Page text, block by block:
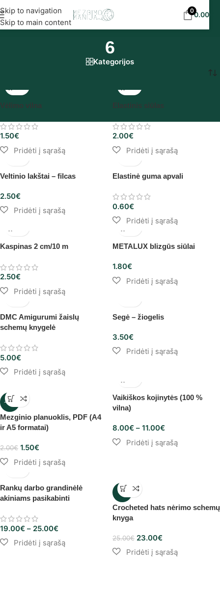
Skip to navigation
Skip to main content
eur!
00.00€
6
Kategorijos
Vėlimo vilna
1.50€
Elastinis siūlas
2.00€
Veltinio lakštai – filcas
2.50€
Elastinė guma apvali
0.60€
Kaspinas 2 cm/10 m
2.50€
METALUX blizgūs siūlai
1.80€
DMC Amigurumi žaislų
schemų knygelė
5.00€
Segė – žiogelis
3.50€
-25%
Mezginio planuoklis, PDF (A4
ir A5 formatai)
2.00€ 1.50€
Vaikiškos kojinytės (100 %
vilna)
8.00€ – 11.00€
Rankų darbo grandinėlė
akiniams pasikabinti
19.00€ – 25.00€
-8%
Crocheted hats nėrimo schemų
knyga
25.00€ 23.00€